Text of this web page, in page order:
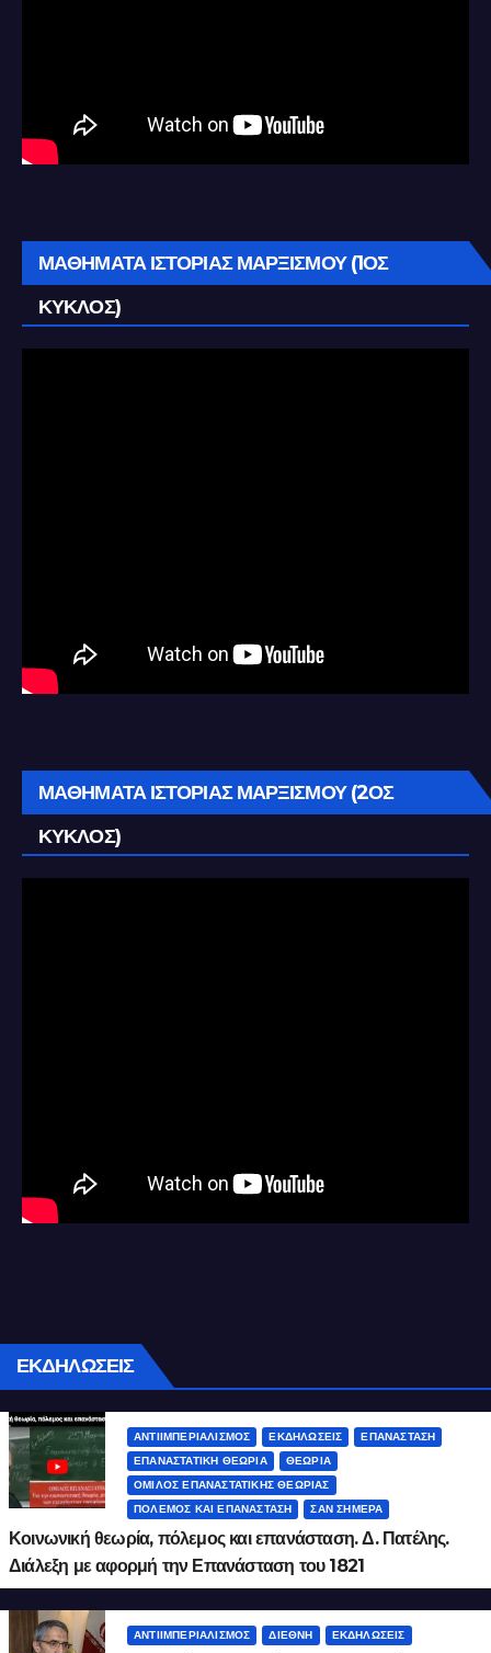
ΜΑΘΗΜΑΤΑ ΙΣΤΟΡΙΑΣ ΜΑΡΞΙΣΜΟΥ (1ΟΣ
ΚΥΚΛΟΣ)
ΜΑΘΗΜΑΤΑ ΙΣΤΟΡΙΑΣ ΜΑΡΞΙΣΜΟΥ (2ΟΣ
ΚΥΚΛΟΣ)
ΕΚΔΗΛΩΣΕΙΣ
ΑΝΤΙΙΜΠΕΡΙΑΛΙΣΜΌΣ ΕΚΔΗΛΏΣΕΙΣ
ΕΠΑΝΆΣΤΑΣΗ
ΕΠΑΝΑΣΤΑΤΙΚΉ ΘΕΩΡΊΑ
ΘΕΩΡΊΑ
ΌΜΙΛΟΣ ΕΠΑΝΑΣΤΑΤΙΚΉΣ ΘΕΩΡΊΑΣ
ΠΌΛΕΜΟΣ ΚΑΙ ΕΠΑΝΆΣΤΑΣΗ
ΣΑΝ ΣΉΜΕΡΑ
Κοινωνική θεωρία, πόλεμος και επανάσταση. Δ. Πατέλης.
Διάλεξη με αφορμή την Επανάσταση του 1821
ΑΝΤΙΙΜΠΕΡΙΑΛΙΣΜΌΣ ΔΙΕΘΝΉ ΕΚΔΗΛΏΣΕΙΣ